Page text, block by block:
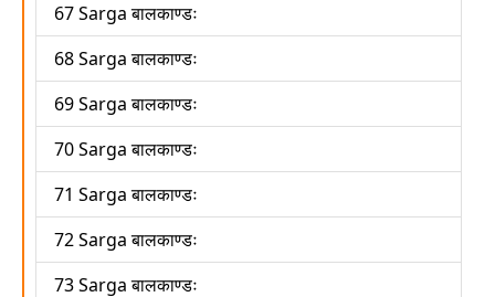
67 Sarga बालकाण्डः
68 Sarga बालकाण्डः
69 Sarga बालकाण्डः
70 Sarga बालकाण्डः
71 Sarga बालकाण्डः
72 Sarga बालकाण्डः
73 Sarga बालकाण्डः